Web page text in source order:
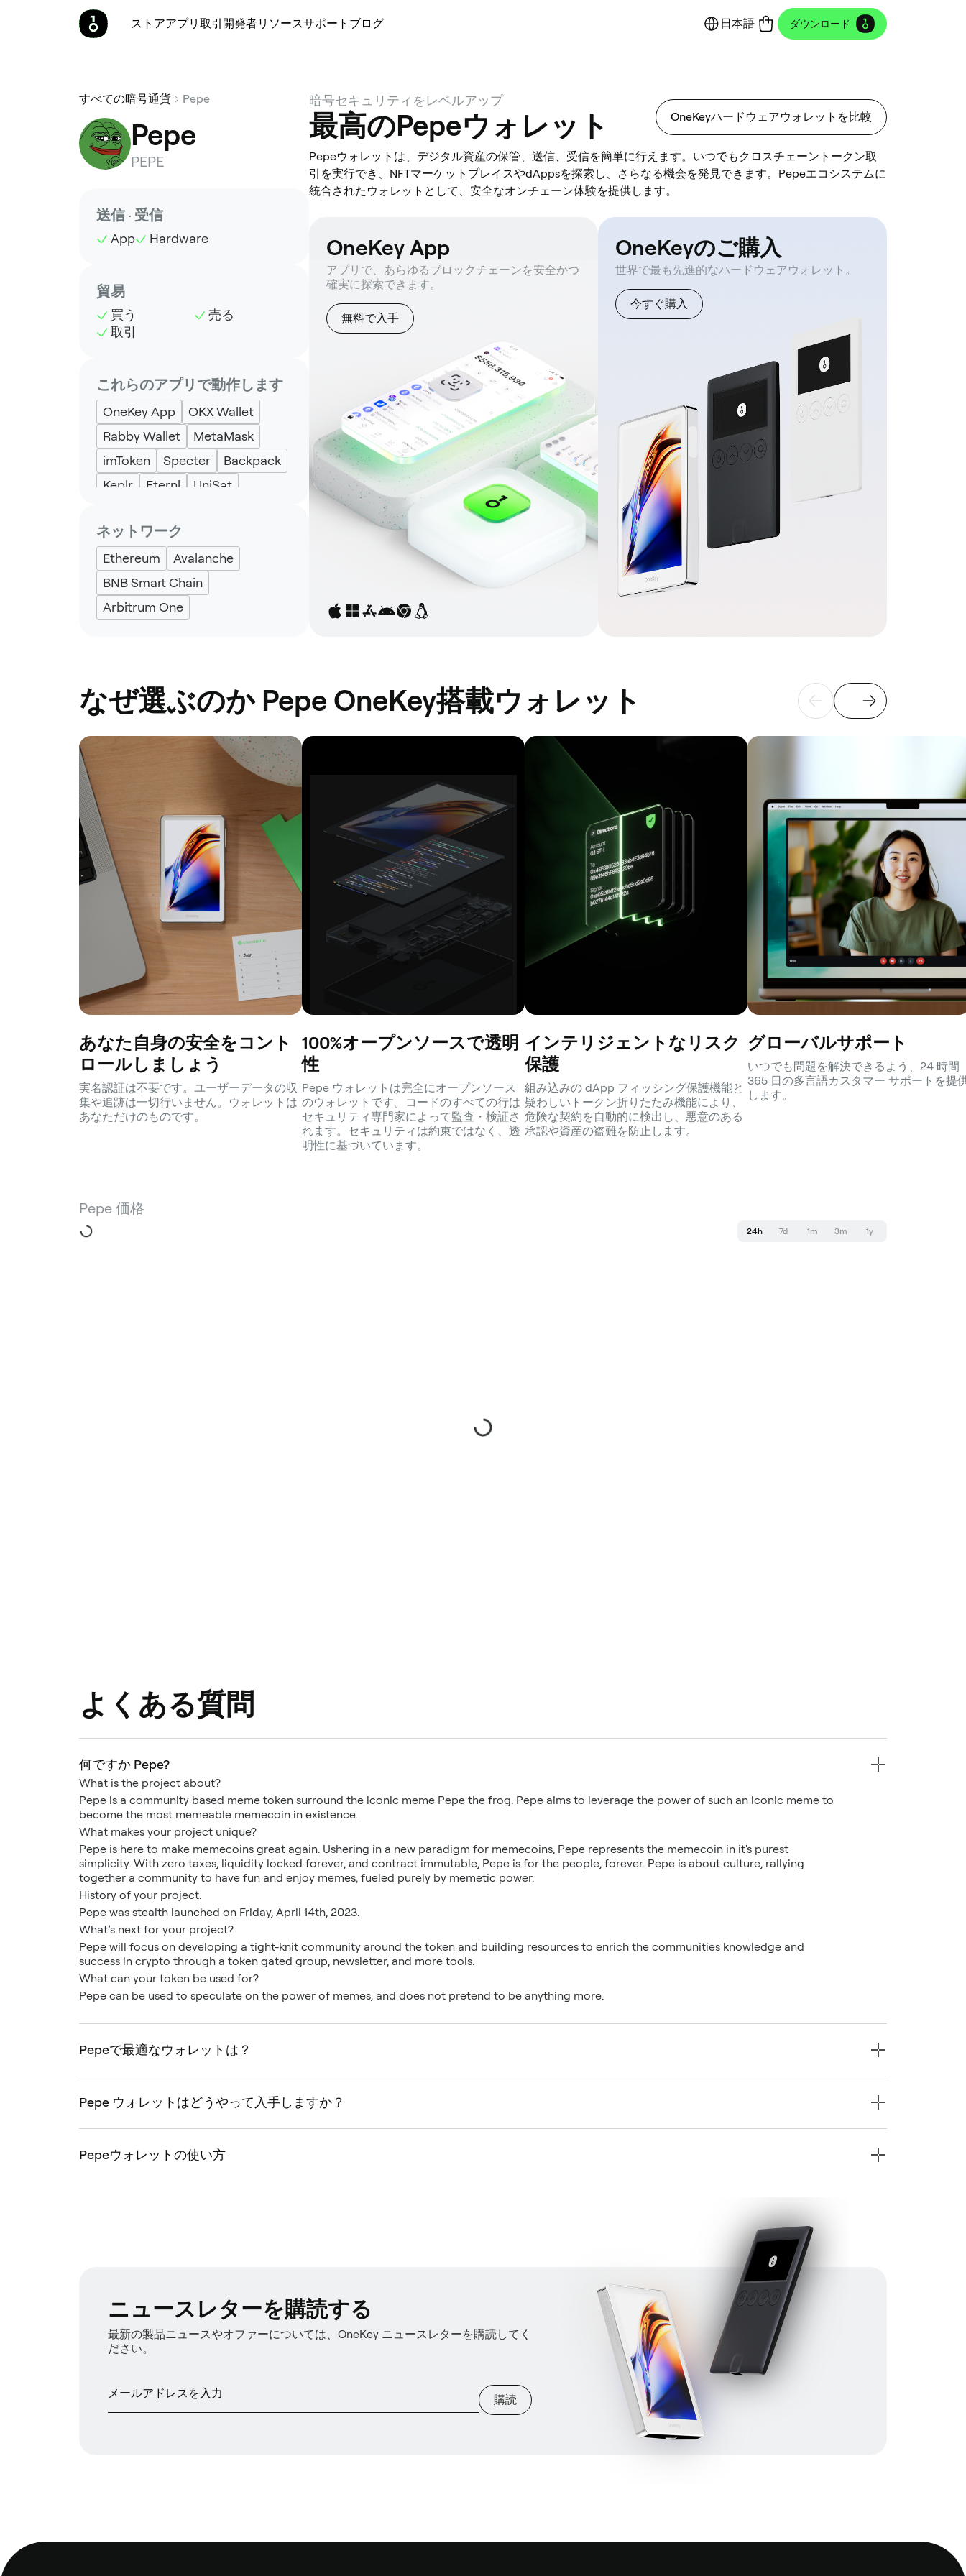
ストアアプリ 取引 開発者リソースサポート ブログ 日本語 ダウンロード
すべての暗号通貨 Pepe
Pepe
PEPE
送信 · 受信
App Hardware
貿易
買う
売る
取引
これらのアプリで動作します
OneKey App
OKX Wallet
Rabby Wallet
MetaMask
imToken
Specter
Backpack
Keplr
Eternl UniSat
ネットワーク
Ethereum
Avalanche
BNB Smart Chain
Arbitrum One
暗号セキュリティをレベルアップ
最高のPepeウォレット OneKeyハードウェアウォレットを比較
Pepeウォレットは、デジタル資産の保管、送信、受信を簡単に行えます。いつでもクロスチェーントークン取
引を実行でき、NFTマーケットプレイスやdAppsを探索し、さらなる機会を発見できます。Pepeエコシステムに
統合されたウォレットとして、安全なオンチェーン体験を提供します。
OneKey App
アプリで、あらゆるブロックチェーンを安全かつ
確実に探索できます。
無料で入手
OneKeyのご購入
世界で最も先進的なハードウェアウォレット。
今すぐ購入
なぜ選ぶのか Pepe OneKey搭載ウォレット
あなた自身の安全をコント
ロールしましょう
実名認証は不要です。ユーザーデータの収
集や追跡は一切行いません。ウォレットは
あなただけのものです。
100%オープンソースで透明
性
Pepe ウォレットは完全にオープンソース
のウォレットです。コードのすべての行は
セキュリティ専門家によって監査・検証さ
れます。セキュリティは約束ではなく、透
明性に基づいています。
インテリジェントなリスク
保護
組み込みの dApp フィッシング保護機能と
疑わしいトークン折りたたみ機能により、
危険な契約を自動的に検出し、悪意のある
承認や資産の盗難を防止します。
グローバルサポート
いつでも問題を解決できるよう、24 時間
365 日の多言語カスタマー サポートを提
します。
Pepe 価格
24h 7d 1m 3m 1y
よくある質問
何ですか Pepe?
What is the project about?
Pepe is a community based meme token surround the iconic meme Pepe the frog. Pepe aims to leverage the power of such an iconic meme to
become the most memeable memecoin in existence.
What makes your project unique?
Pepe is here to make memecoins great again. Ushering in a new paradigm for memecoins, Pepe represents the memecoin in it's purest
simplicity. With zero taxes, liquidity locked forever, and contract immutable, Pepe is for the people, forever. Pepe is about culture, rallying
together a community to have fun and enjoy memes, fueled purely by memetic power.
History of your project.
Pepe was stealth launched on Friday, April 14th, 2023.
What’s next for your project?
Pepe will focus on developing a tight-knit community around the token and building resources to enrich the communities knowledge and
success in crypto through a token gated group, newsletter, and more tools.
What can your token be used for?
Pepe can be used to speculate on the power of memes, and does not pretend to be anything more.
Pepeで最適なウォレットは？
Pepe ウォレットはどうやって入手しますか？
Pepeウォレットの使い方
ニュースレターを購読する
最新の製品ニュースやオファーについては、OneKey ニュースレターを購読してく
ださい。
購読